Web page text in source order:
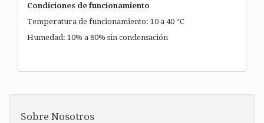
Condiciones de funcionamiento
Temperatura de funcionamiento: 10 a 40 °C
Humedad: 10% a 80% sin condensación
Sobre Nosotros